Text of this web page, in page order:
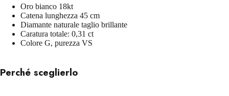
Oro bianco 18kt
Catena lunghezza 45 cm
Diamante naturale taglio brillante
Caratura totale: 0,31 ct
Colore G, purezza VS
Perché sceglierlo